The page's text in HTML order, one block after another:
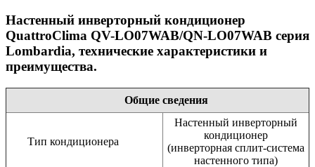
Настенный инверторный кондиционер
QuattroClima QV-LO07WAB/QN-LO07WAB серия
Lombardia, технические характеристики и
преимущества.
Общие сведения
Тип кондиционера
Настенный инверторный
кондиционер
(инверторная сплит-система
настенного типа)